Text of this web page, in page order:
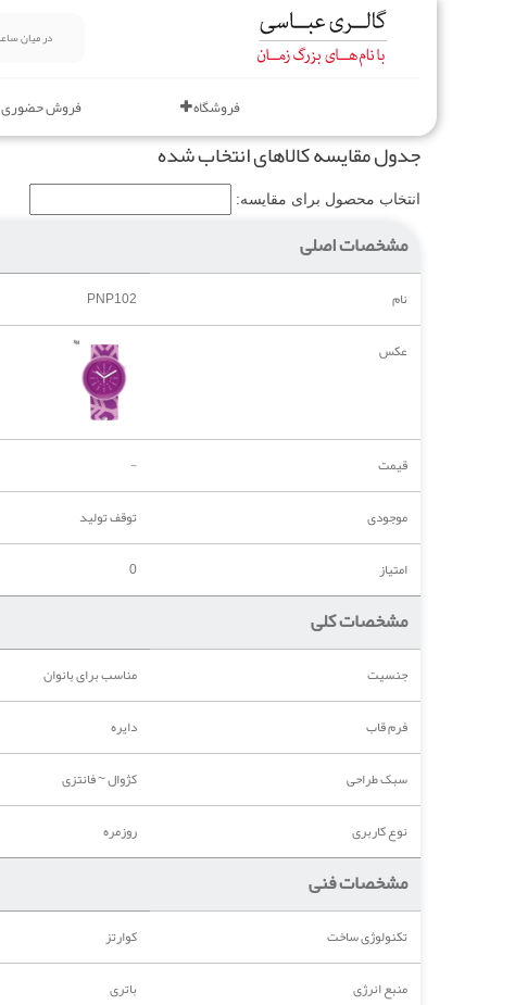
فروشگاه فروش حضوری
جدول مقایسه کالاهای انتخاب شده
انتخاب محصول برای مقایسه:
مشخصات اصلی
نام
PNP102
عکس
قیمت
-
موجودی
توقف تولید
امتیاز
0
مشخصات کلی
جنسیت
مناسب برای بانوان
فرم قاب
دایره
سبک طراحی
کژوال ~ فانتزی
نوع کاربری
روزمره
مشخصات فنی
تکنولوژی ساخت
کوارتز
منبع انرژی
باتری